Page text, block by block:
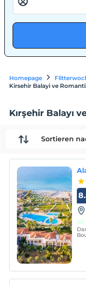
Homepage
Kirsehir Balayi ve
Kırşehir Balayı
Sortieren